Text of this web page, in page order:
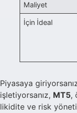
Maliyet
İçin İdeal
Piyasaya
işletiyorsanız, MT5,
likidite ve risk